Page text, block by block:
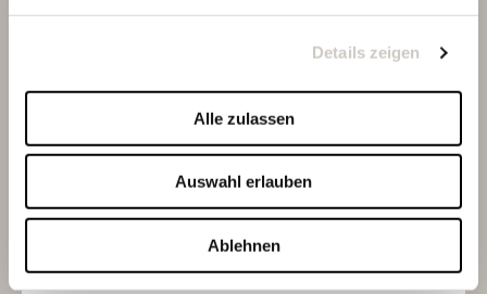
Details zeigen
Alle zulassen
Auswahl erlauben
Ablehnen
MEHR ERFAHREN
10SG
Connex 10SG
Der goldfarbene Look sorgt für den Style-Faktor an deinem
Bike, die High Performance-Lasche für maximale
Schaltperformance.